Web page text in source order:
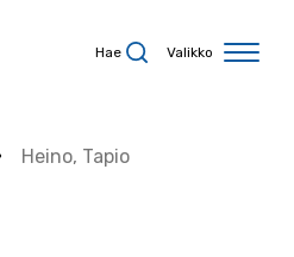
Hae Valikko
Heino, Tapio